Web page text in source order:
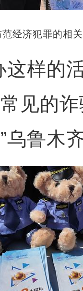
经济犯罪的相
样的活
见的
乌鲁木